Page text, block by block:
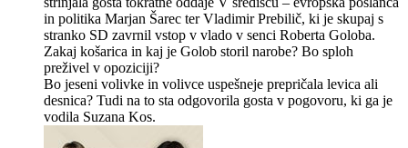
in politika Marjan Šarec ter Vladimir Prebilič, ki je skupaj s
stranko SD zavrnil vstop v vlado v senci Roberta Goloba.
Zakaj košarica in kaj je Golob storil narobe? Bo sploh
preživel v opoziciji?
Bo jeseni volivke in volivce uspešneje prepričala levica ali
desnica? Tudi na to sta odgovorila gosta v pogovoru, ki ga je
vodila Suzana Kos.